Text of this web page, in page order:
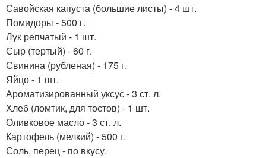
Савойская капуста (большие листы) - 4 шт.
Помидоры - 500 г.
Лук репчатый - 1 шт.
Сыр (тертый) - 60 г.
Свинина (рубленая) - 175 г.
Яйцо - 1 шт.
Ароматизированный уксус - 3 ст. л.
Хлеб (ломтик, для тостов) - 1 шт.
Оливковое масло - 3 ст. л.
Картофель (мелкий) - 500 г.
Соль, перец - по вкусу.